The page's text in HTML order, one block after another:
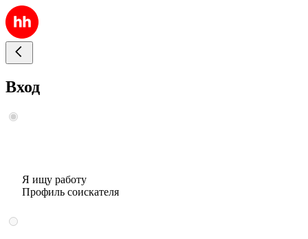
Вход
Я ищу работу
Профиль соискателя